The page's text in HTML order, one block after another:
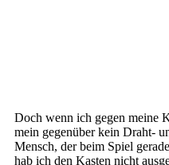
Doch wenn ich gegen meine
mein gegenüber kein Draht-
Mensch, der beim Spiel
hab ich den Kasten nicht